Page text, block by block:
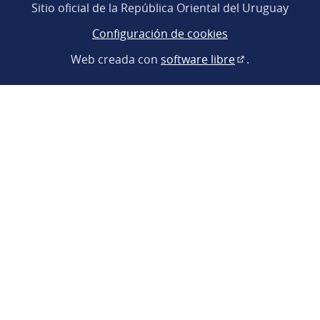
Sitio oficial de la República Oriental del Uruguay
Configuración de cookies
Web creada con software libre .